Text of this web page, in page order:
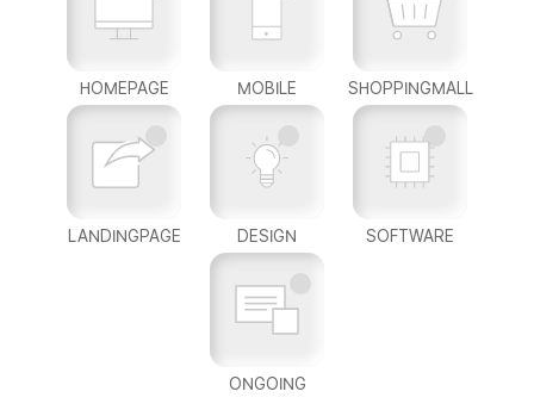
HOMEPAGE MOBILE SHOPPINGMALL
LANDINGPAGE DESIGN SOFTWARE
ONGOING